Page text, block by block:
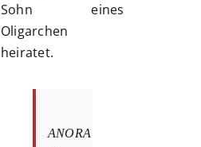
Sohn eines
Oligarchen
heiratet.
ANORA